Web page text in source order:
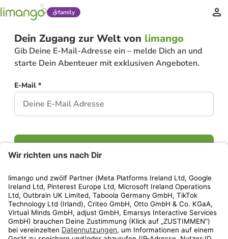
family
Dein Zugang zur Welt von limango
Gib Deine E-Mail-Adresse ein – melde Dich an und
starte Dein Abenteuer mit exklusiven Angeboten.
E-Mail *
Weiter